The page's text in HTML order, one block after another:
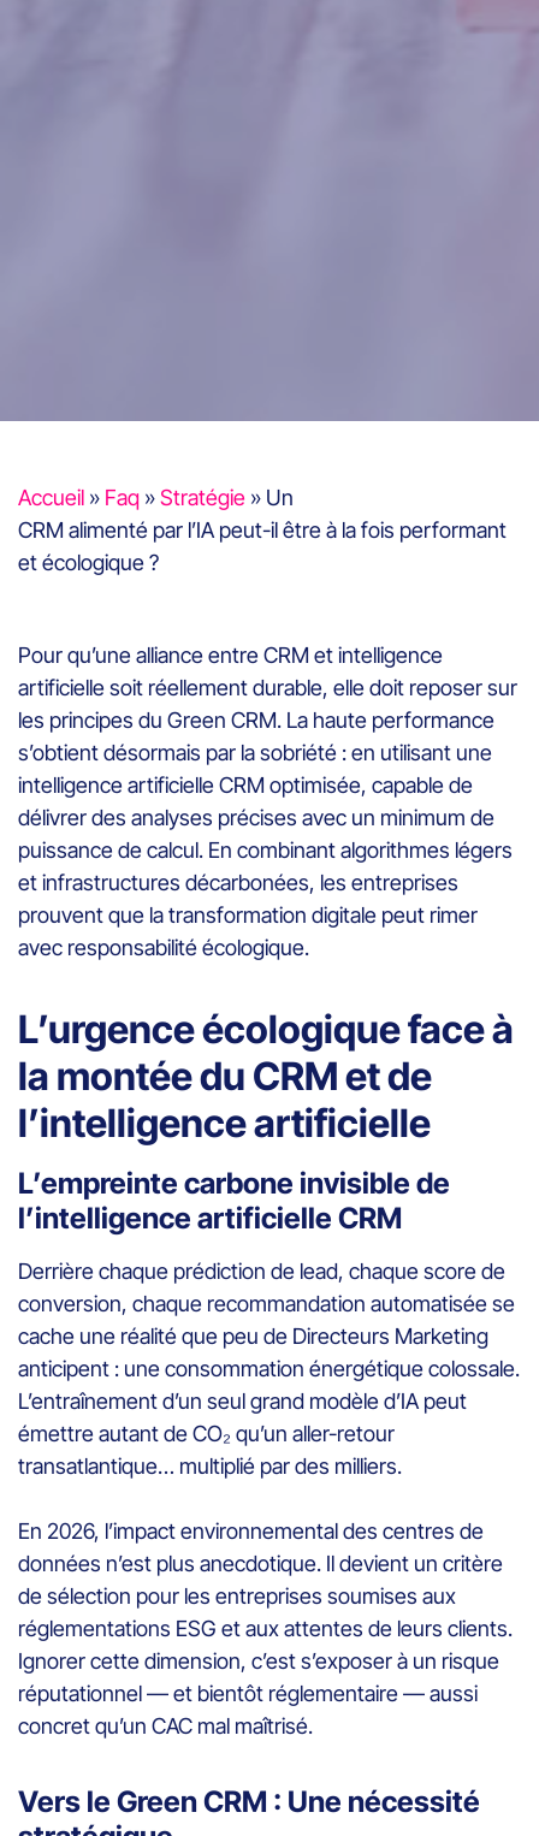
Accueil » Faq »Stratégie » Un
CRM alimenté par l’IA peut-il être à la fois performant
et écologique ?
Pour qu’une alliance entre CRM et intelligence
artificielle soit réellement durable, elle doit reposer sur
les principes du Green CRM. La haute performance
s’obtient désormais par la sobriété : en utilisant une
intelligence artificielle CRM optimisée, capable de
délivrer des analyses précises avec un minimum de
puissance de calcul. En combinant algorithmes légers
et infrastructures décarbonées, les entreprises
prouvent que la transformation digitale peut rimer
avec responsabilité écologique.
L’urgence écologique face à
la montée du CRM et de
l’intelligence artificielle
L’empreinte carbone invisible de
l’intelligence artificielle CRM
Derrière chaque prédiction de lead, chaque score de
conversion, chaque recommandation automatisée se
cache une réalité que peu de Directeurs Marketing
anticipent : une consommation énergétique colossale.
L’entraînement d’un seul grand modèle d’IA peut
émettre autant de CO₂ qu’un aller-retour
transatlantique… multiplié par des milliers.
En 2026, l’impact environnemental des centres de
données n’est plus anecdotique. Il devient un critère
de sélection pour les entreprises soumises aux
réglementations ESG et aux attentes de leurs clients.
Ignorer cette dimension, c’est s’exposer à un risque
réputationnel — et bientôt réglementaire — aussi
concret qu’un CAC mal maîtrisé.
Vers le Green CRM : Une nécessité